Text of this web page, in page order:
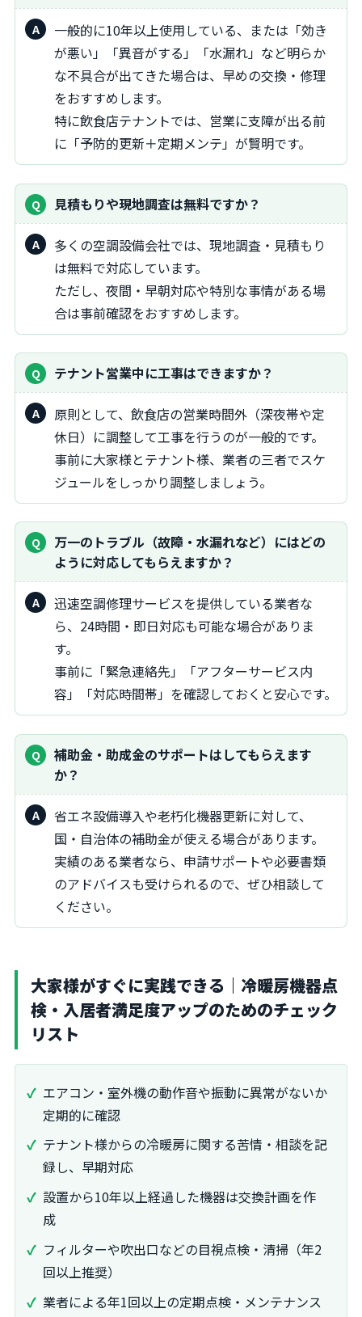
一般的に10年以上使用している、または「効き
が悪い」「異音がする」「水漏れ」など明らか
な不具合が出てきた場合は、早めの交換・修理
をおすすめします。
特に飲食店テナントでは、営業に支障が出る前
に「予防的更新＋定期メンテ」が賢明です。
見積もりや現地調査は無料ですか？
多くの空調設備会社では、現地調査・見積もり
は無料で対応しています。
ただし、夜間・早朝対応や特別な事情がある場
合は事前確認をおすすめします。
テナント営業中に工事はできますか？
原則として、飲食店の営業時間外（深夜帯や定
休日）に調整して工事を行うのが一般的です。
事前に大家様とテナント様、業者の三者でスケ
ジュールをしっかり調整しましょう。
万一のトラブル（故障・水漏れなど）にはどの
ように対応してもらえますか？
迅速空調修理サービスを提供している業者な
ら、24時間・即日対応も可能な場合がありま
す。
事前に「緊急連絡先」「アフターサービス内
容」「対応時間帯」を確認しておくと安心です。
補助金・助成金のサポートはしてもらえます
か？
省エネ設備導入や老朽化機器更新に対して、
国・自治体の補助金が使える場合があります。
実績のある業者なら、申請サポートや必要書類
のアドバイスも受けられるので、ぜひ相談して
ください。
大家様がすぐに実践できる｜冷暖房機器点
検・入居者満足度アップのためのチェック
リスト
エアコン・室外機の動作音や振動に異常がないか
定期的に確認
テナント様からの冷暖房に関する苦情・相談を記
録し、早期対応
設置から10年以上経過した機器は交換計画を作
成
フィルターや吹出口などの目視点検・清掃（年2
回以上推奨）
業者による年1回以上の定期点検・メンテナンス